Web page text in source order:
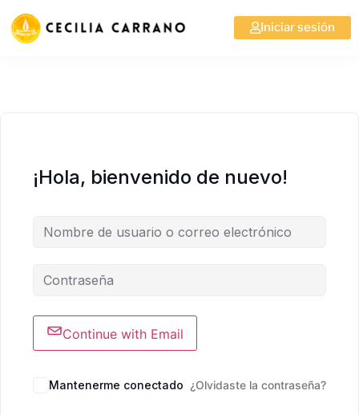
Iniciar sesión
¡Hola, bienvenido de nuevo!
Continue with Email
Mantenerme conectado ¿Olvidaste la contraseña?